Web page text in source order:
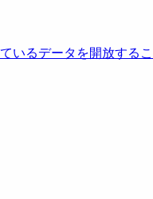
いるデータを開放する